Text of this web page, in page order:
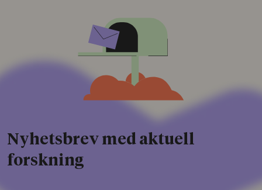
Nyhetsbrev med aktuell
forskning